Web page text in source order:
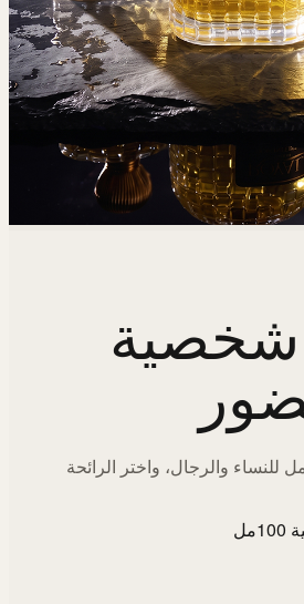
مجموعة 100مل للنساء والرجال، واختر الرائحة